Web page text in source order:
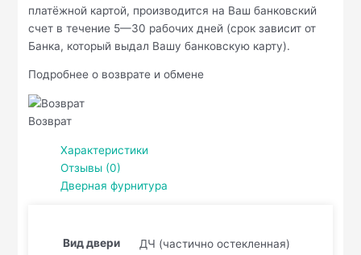
платёжной картой, производится на Ваш банковский
счет в течение 5—30 рабочих дней (срок зависит от
Банка, который выдал Вашу банковскую карту).
Подробнее о возврате и обмене
Возврат
Характеристики
Отзывы (0)
Дверная фурнитура
Вид двери ДЧ (частично остекленная)